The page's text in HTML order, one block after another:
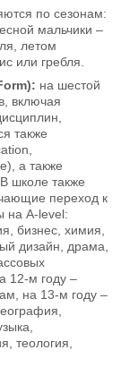
по сезонам:
мальчики –
летом
или гребля.
на шестой
включая
также
а также
школе также
переход к
на A-level:
бизнес, химия,
дизайн, драма,
12-м году –
на 13-м году –
теология,